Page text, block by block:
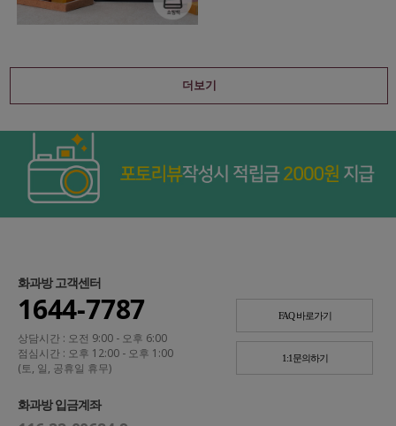
더보기
화과방 고객센터
1644-7787
상담시간 : 오전 9:00 - 오후 6:00
점심시간 : 오후 12:00 - 오후 1:00
(토, 일, 공휴일 휴무)
FAQ 바로가기
1:1문의하기
화과방 입금계좌